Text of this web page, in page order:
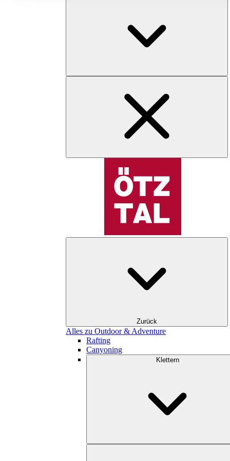
Zurück
Alles zu Outdoor & Adventure
Rafting
Canyoning
Klettern